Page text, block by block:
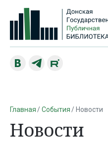
Главная События Новости
Новости